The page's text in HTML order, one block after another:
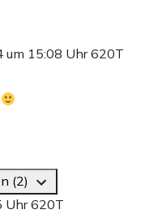
um 15:08 Uhr620T
(2)
Uhr620T